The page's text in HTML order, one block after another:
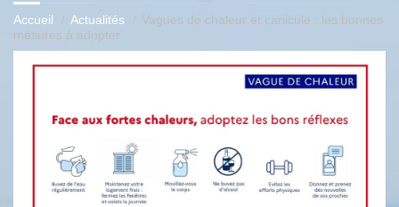
Accueil Actualités
Vagues de chaleur et canicule : les bonnes
mesures à adopter